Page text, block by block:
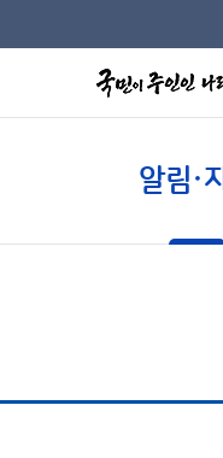
알림·